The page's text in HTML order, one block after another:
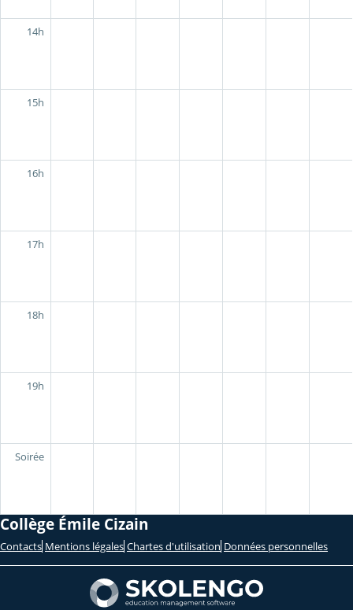
14h
15h
16h
17h
18h
19h
Soirée
Collège Émile Cizain
Contacts Mentions légales Chartes d'utilisation Données personnelles